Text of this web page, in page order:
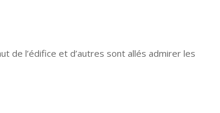
de l’édifice et d’autres sont allés admirer les